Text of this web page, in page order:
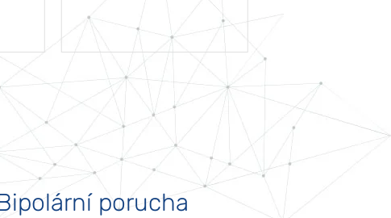
porucha Autismus